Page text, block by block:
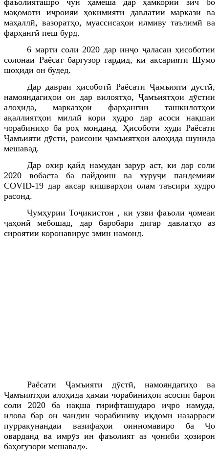
мақомоти иҷроияи ҳокимияти давлатии марказӣ ва
маҳаллӣ, вазоратҳо, муассисаҳои илмиву таълимӣ ва
фарҳангӣ пеш бурд.
6 марти соли 2020 дар инҷо ҷаласаи ҳисоботии
солонаи Раёсат баргузор гардид, ки аксарияти Шумо
шоҳиди он будед.
Дар давраи ҳисоботӣ Раёсати Ҷамъияти дӯстӣ,
намояндагиҳои он дар вилоятҳо, Ҷамъиятҳои дӯстии
алоҳида, марказҳои фарҳангии ташкилотҳои
ақаллиятҳои миллӣ кори худро дар асоси нақшаи
чорабиниҳо ба роҳ монданд. Ҳисоботи худи Раёсати
Ҷамъияти дӯстӣ, раисони ҷамъиятҳои алоҳида шунида
мешавад.
Дар охир қайд намудан зарур аст, ки дар соли
2020 вобаста ба пайдоиш ва хуруҷи пандемияи
CОVID-19 дар аксар кишварҳои олам таъсири худро
расонд.
Ҷумҳурии Тоҷикистон , ки узви фаъоли ҷомеаи
ҷаҳонӣ мебошад, дар баробари дигар давлатҳо аз
сироятии коронавирус эмин намонд.
Раёсати Ҷамъияти дӯстӣ, намояндагиҳо ва
Ҷамъиятҳои алоҳида ҳамаи чорабиниҳои асосии барои
соли 2020 ба нақша гирифташударо иҷро намуда,
илова бар он чандин чорабиниву иқдоми назарраси
пурракунандаи вазифаҳои оинномавиро ба Ҷо
оварданд ва имрӯз ин фаъолият аз ҷониби ҳозирон
баҳогузорӣ мешавад».